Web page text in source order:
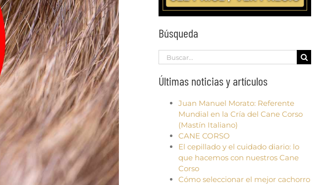
Búsqueda
Search
for:
Últimas noticias y artículos
Juan Manuel Morato: Referente
Mundial en la Cría del Cane Corso
(Mastín Italiano)
CANE CORSO
El cepillado y el cuidado diario: lo
que hacemos con nuestros Cane
Corso
Cómo seleccionar el mejor cachorro